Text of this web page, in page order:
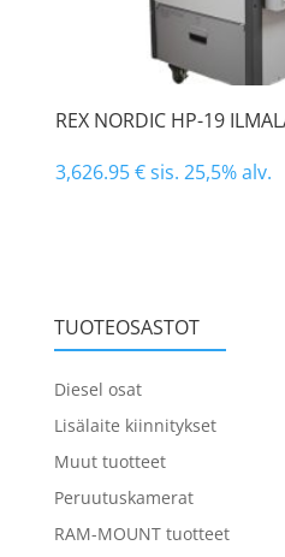
REX NORDIC HP-19
3,626.95€sis. 25,5% alv.
TUOTEOSASTOT
Diesel osat
Lisälaite kiinnitykset
Muut tuotteet
Peruutuskamerat
RAM-MOUNT tuotteet